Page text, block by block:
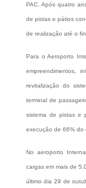
PAC. Após quatro
de pistas e pátios
de realização até o
Para o Aeroporto
empreendimentos,
revitalização do
terminal de
sistema de pistas e
execução de 66% do
No aeroporto
cargas em mais de
último dia 29 de